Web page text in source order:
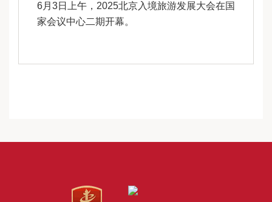
6月3日上午，2025北京入境旅游发展大会在国
家会议中心二期开幕。